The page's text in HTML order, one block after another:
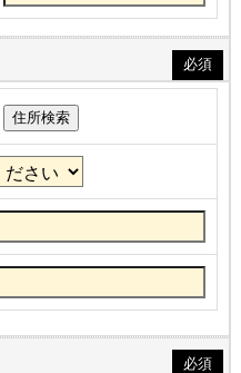
必須
住所検索
必須